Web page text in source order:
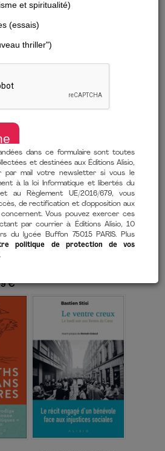
LA
€
LES FRÈRES GOERING :
LE NAZI ET LE
RÉSISTANT
dans ce formulaire sont toutes
et destinées aux Éditions Alisio,
par mail votre newsletter si vous le
à la loi Informatique et libertés du
au Règlement UE/2016/679, vous
de rectification et d'opposition aux
Vous pouvez exercer ces
par courrier à Éditions Alisio, 10
du lycée Buffon 75015 PARIS. Plus
politique de protection de vos
.